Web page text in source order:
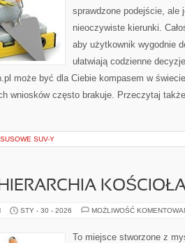
sprawdzone podejście, ale
nieoczywiste kierunki.
aby użytkownik wygodnie
ułatwiają codzienne
może być dla Ciebie kompasem w
wniosków często brakuje. Przeczytaj
SUV-Y
STY - 30 - 2026 MOŻLIWOŚĆ
To miejsce stworzone z